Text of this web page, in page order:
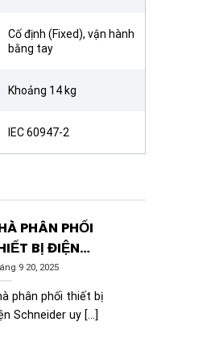
Cố định (Fixed), vận hành
bằng tay
Khoảng 14 kg
IEC 60947-2
PHÂN PHỐI
BỊ ĐIỆN
CHÍNH
TẠI TP.HCM |
VINH
9 20, 2025
phân phối thiết bị
Schneider uy [...]